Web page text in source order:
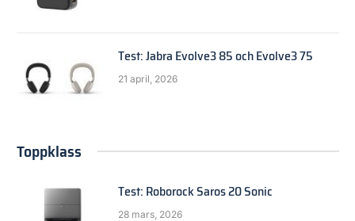
Test: Jabra Evolve3 85 och Evolve3 75
21 april, 2026
Toppklass
Test: Roborock Saros 20 Sonic
28 mars, 2026